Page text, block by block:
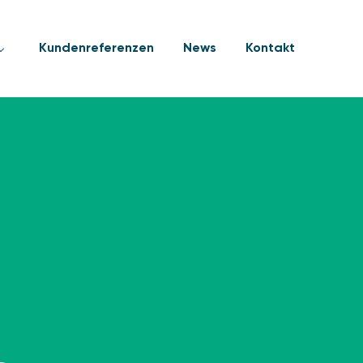
Kundenreferenzen News Kontakt